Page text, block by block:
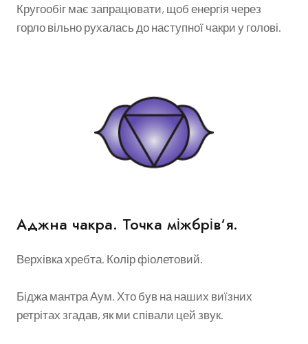
Кругообіг має запрацювати, щоб енергія через
горло вільно рухалась до наступної чакри у голові.
Аджна чакра. Точка міжбрів‘я.
Верхівка хребта. Колір фіолетовий.
Біджа мантра Аум. Хто був на наших виїзних
ретрітах згадав, як ми співали цей звук.